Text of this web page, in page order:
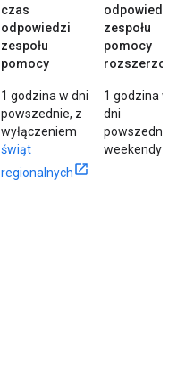
czas
odpowiedzi
zespołu
pomocy
odpowiedzi
zespołu
pomocy
1 godzina w dni
powszednie, z
wyłączeniem
świąt
regionalnych
1 godzina w
dni
powszednie i
weekendy